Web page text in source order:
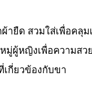
ายืด สวมใส่เพื่อค
มู่ผู้หญิงเพื่อความสวย
เกี่ยวข้องกับขา